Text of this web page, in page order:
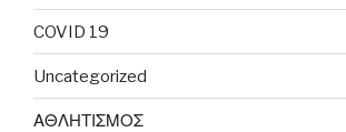
COVID 19
Uncategorized
ΑΘΛΗΤΙΣΜΟΣ